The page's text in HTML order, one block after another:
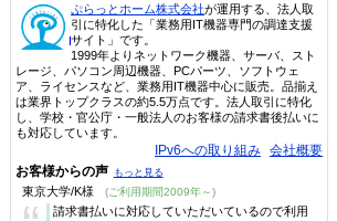
ぷらっとホーム株式会社が運用する、法人取
引に特化した「業務用IT機器専門の調達支援
サイト」です。
1999年よりネットワーク機器、サーバ、スト
レージ、パソコン周辺機器、PCパーツ、ソフトウェ
ア、ライセンスなど、業務用IT機器中心に販売。品揃え
は業界トップクラスの約5.5万点です。法人取引に特化
し、学校・官公庁・一般法人のお客様の請求書後払いに
も対応しています。
IPv6への取り組み 会社概要
お客様からの声 もっと見る
東京大学/K様 (ご利用期間2009年～)
請求書払いに対応していただいているので利用